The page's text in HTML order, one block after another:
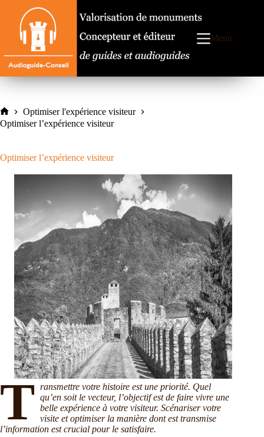
contenu
Menu
Accueil
Optimiser l'expérience visiteur
Optimiser l’expérience visiteur
Optimiser l’expérience visiteur
T ransmettre votre histoire est une priorité. Quel
qu’en soit le vecteur, l’objectif est de faire vivre une
belle expérience à votre visiteur. Scénariser votre
visite et optimiser la manière dont est transmise
l’information est crucial pour le satisfaire.